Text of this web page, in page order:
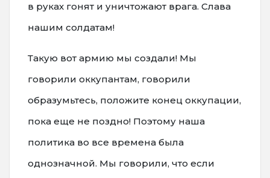
в руках гонят и уничтожают врага. Слава
нашим солдатам!
Такую вот армию мы создали! Мы
говорили оккупантам, говорили
образумьтесь, положите конец оккупации,
пока еще не поздно! Поэтому наша
политика во все времена была
однозначной. Мы говорили, что если